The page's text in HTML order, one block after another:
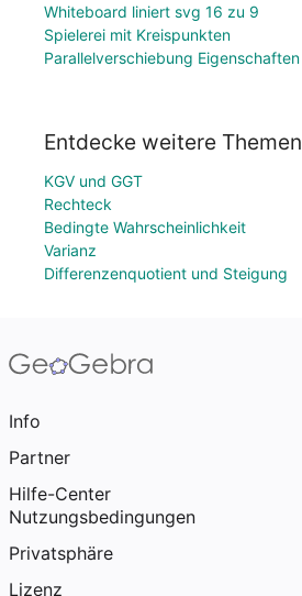
Whiteboard liniert svg 16 zu 9
Spielerei mit Kreispunkten
Parallelverschiebung Eigenschaften
Entdecke weitere Themen
KGV und GGT
Rechteck
Bedingte Wahrscheinlichkeit
Varianz
Differenzenquotient und Steigung
Info
Partner
Hilfe-Center
Nutzungsbedingungen
Privatsphäre
Lizenz